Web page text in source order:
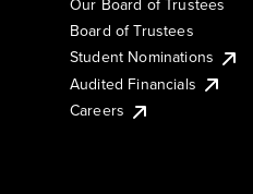
Board of Trustees
Student Nominations
Audited Financials
Careers